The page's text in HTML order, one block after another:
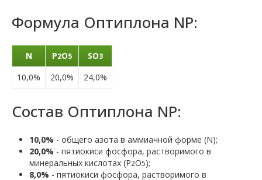
Формула Оптиплона NP:
N P2O5 SO3
10,0% 20,0% 24,0%
Состав Оптиплона NP:
10,0% - общего азота в аммиачной форме (N);
20,0% - пятиокиси фосфора, растворимого в
минеральных кислотах (P2O5);
8,0% - пятиокиси фосфора, растворимого в